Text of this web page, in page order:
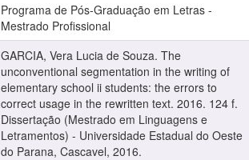
Programa de Pós-Graduação em Letras -
Mestrado Profissional
GARCIA, Vera Lucia de Souza. The
unconventional segmentation in the writing of
elementary school ii students: the errors to
correct usage in the rewritten text. 2016. 124 f.
Dissertação (Mestrado em Linguagens e
Letramentos) - Universidade Estadual do Oeste
do Parana, Cascavel, 2016.